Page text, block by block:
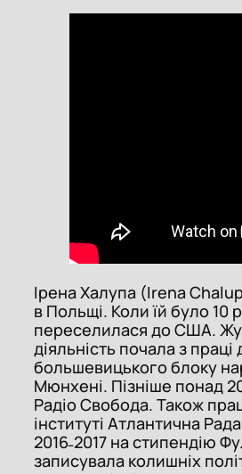
Iрeна Халупа (Irena
в Польщі. Коли їй було 10
переселилася до США.
діяльність почала з праці
большевицького блоку
Мюнхені. Пізніше понад
Радіо Свобода. Також
інституті Атлантична
2016˗2017 на стипендію
записувала колишніх